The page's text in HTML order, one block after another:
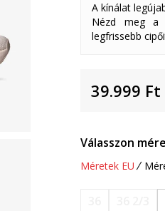
A kínálat
Nézd meg a
legfrissebb
39.999 Ft
Válasszon
Méretek EU